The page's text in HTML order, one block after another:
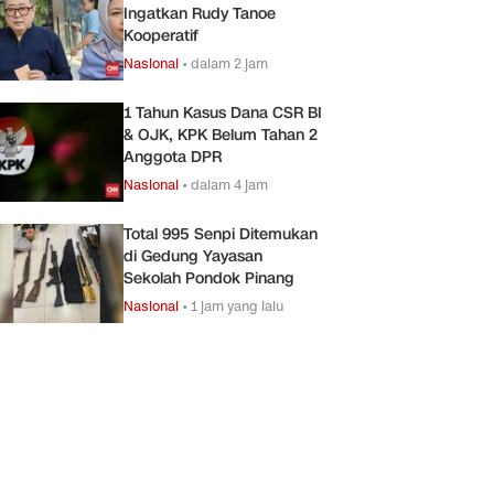
Ingatkan Rudy Tanoe
Kooperatif
Nasional •dalam 2 jam
1 Tahun Kasus Dana CSR BI
& OJK, KPK Belum Tahan 2
Anggota DPR
Nasional •dalam 4 jam
Total 995 Senpi Ditemukan
di Gedung Yayasan
Sekolah Pondok Pinang
Nasional •1 jam yang lalu